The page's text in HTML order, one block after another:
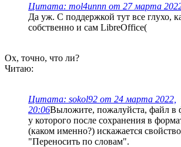
Цитата: mol4unnn от 27 марта
Да уж. С поддержкой тут все глухо,
собственно и сам LibreOffice(
Ох, точно, что ли?
Читаю:
Цитата: sokol92 от 24 марта 2022,
20:06Выложите, пожалуйста, файл в
у которого после сохранения в
(каком именно?) искажается
"Переносить по словам".